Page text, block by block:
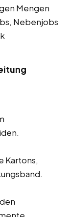
Mengen
Nebenjobs
Kartons,